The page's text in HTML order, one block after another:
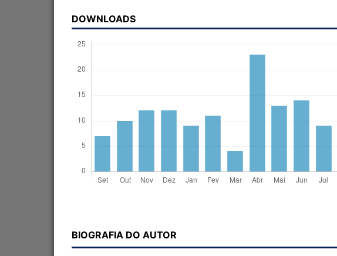
DOWNLOADS
BIOGRAFIA DO AUTOR